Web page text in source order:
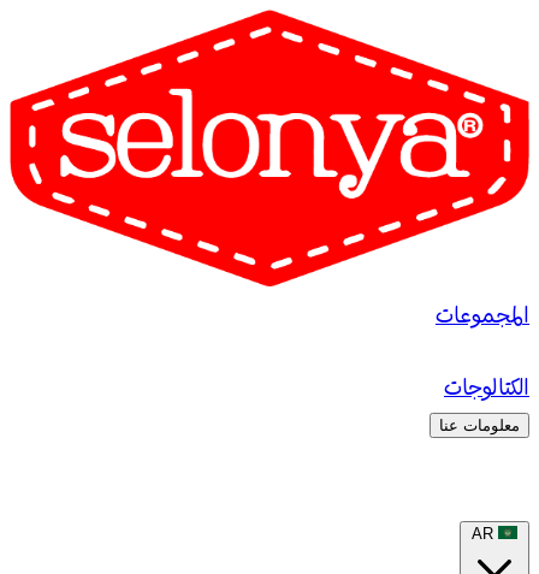
المجموعات
الكتالوجات
معلومات عنا